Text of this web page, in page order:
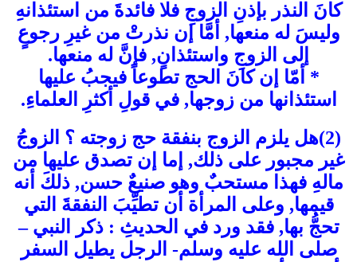
كانَ النذر بإذنِ الزوجِ فلا فائدةَ من استئذانهِ
وليسَ له منعها, أمَّا إن نذرتْ من غيرِ رجوعٍ
إلى الزوجِ واستئذانٍ, فإنَّ له منعها.
* أمّا إن كانَ الحج تطوعاً فيجبُ عليها
استئذانها من زوجها, في قولِ أكثرِ العلماءِ.
(2)هل يلزم الزوج بنفقة حج زوجته ؟ الزوجُ
غير مجبور على ذلك, إما إن تصدق عليها من
مالهِ فهذا مستحبٌ وهو صنيعٌ حسن, ذلكَ أنه
قيمها, وعلى المرأة أن تطيِّبَ النفقةَ التي
تحجُّ بها, فقد ورد في الحديثِ : ذكر النبي –
صلى الله عليه وسلم- الرجل يطيل السفر